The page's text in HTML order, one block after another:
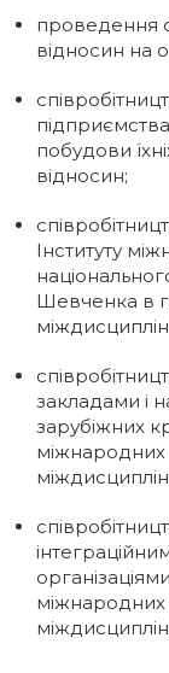
проведення
відносин на
побудови
відносин;
Інституту
Шевченка в
закладами і
зарубіжних
міжнародних
міжнародних